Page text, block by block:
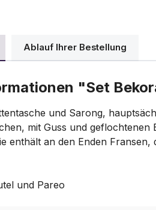
Ablauf Ihrer Bestellung
"Set
und Sarong,
mit Guss und geflochtenen
enthält an den Enden
und Pareo